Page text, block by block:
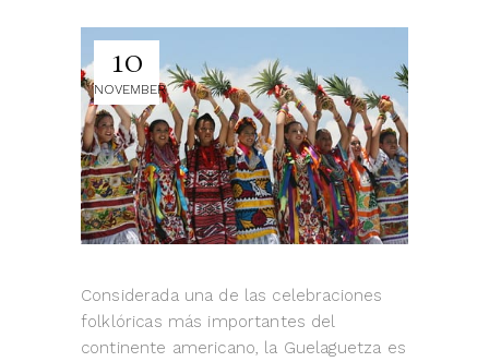
10
NOVEMBER
Considerada una de las celebraciones
folklóricas más importantes del
continente americano, la Guelaguetza es